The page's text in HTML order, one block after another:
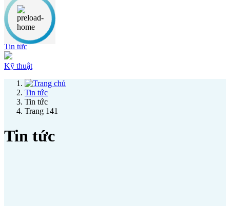
Thông báo
Ưu đãi
Tin tức
Kỹ thuật
Tin tức
Tin tức
Trang 141
Tin tức